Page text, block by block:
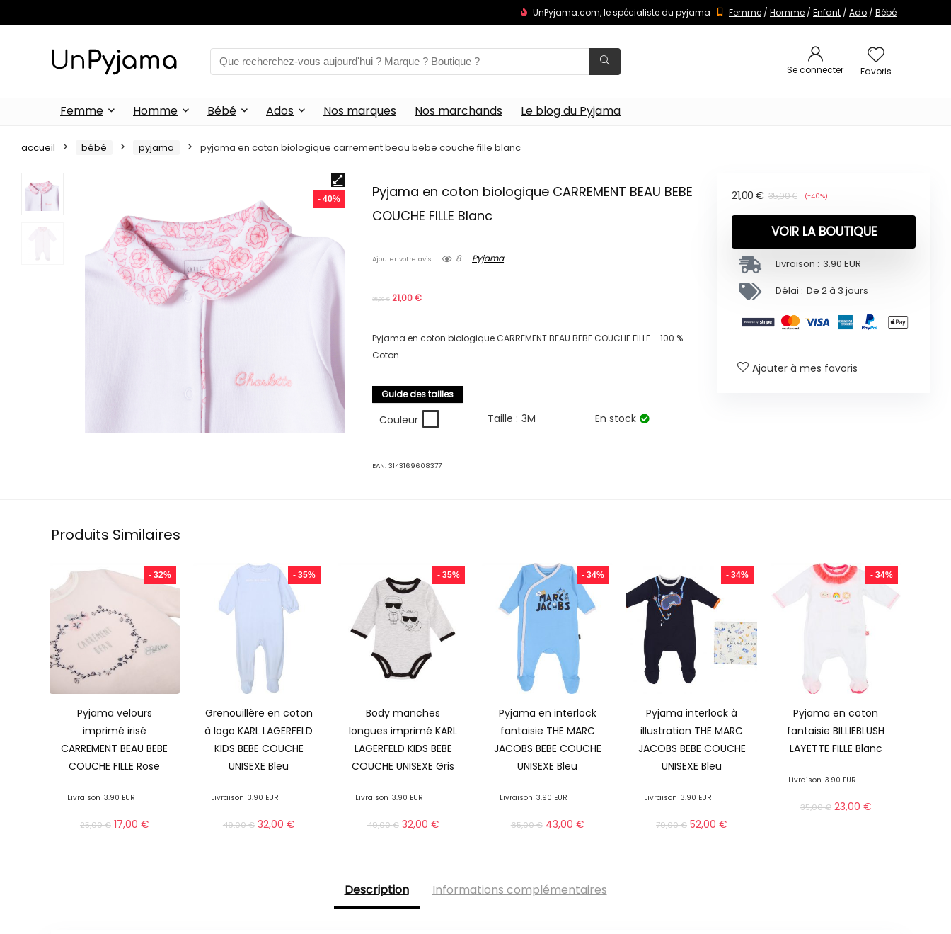
UnPyjama.com, le spécialiste du pyjama Femme / Homme / Enfant / Ado / Bébé
Se connecter Favoris
Femme Homme Bébé Ados Nos marques Nos marchands Le blog du Pyjama
accueil bébé pyjama pyjama en coton biologique carrement beau bebe couche fille blanc
- 40%
Pyjama en coton biologique CARREMENT BEAU BEBE
COUCHE FILLE Blanc
Ajouter votre avis 8 Pyjama
35,00€ 21,00€
Pyjama en coton biologique CARREMENT BEAU BEBE COUCHE FILLE – 100 %
Coton
Guide des tailles
Couleur Taille : 3M En stock
EAN:3143169608377
35,00€
21,00 € (-40%)
VOIR LA BOUTIQUE
Livraison : 3.90 EUR
Délai : De 2 à 3 jours
Ajouter à mes favoris
Produits Similaires
- 32%
Pyjama velours
imprimé irisé
CARREMENT BEAU BEBE
COUCHE FILLE Rose
Livraison 3.90 EUR
25,00€ 17,00 €
- 35%
Grenouillère en coton
à logo KARL LAGERFELD
KIDS BEBE COUCHE
UNISEXE Bleu
Livraison 3.90 EUR
49,00€ 32,00 €
- 35%
Body manches
longues imprimé KARL
LAGERFELD KIDS BEBE
COUCHE UNISEXE Gris
Livraison 3.90 EUR
49,00€ 32,00 €
- 34%
Pyjama en interlock
fantaisie THE MARC
JACOBS BEBE COUCHE
UNISEXE Bleu
Livraison 3.90 EUR
65,00€ 43,00 €
- 34%
Pyjama interlock à
illustration THE MARC
JACOBS BEBE COUCHE
UNISEXE Bleu
Livraison 3.90 EUR
79,00€ 52,00€
- 34%
Pyjama en coton
fantaisie BILLIEBLUSH
LAYETTE FILLE Blanc
Livraison 3.90 EUR
35,00€ 23,00 €
Description Informations complémentaires